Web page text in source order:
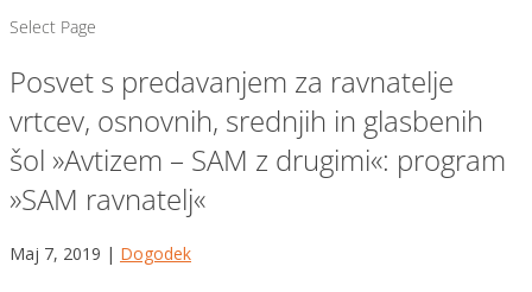
Select Page
Posvet s predavanjem za ravnatelje
vrtcev, osnovnih, srednjih in glasbenih
šol »Avtizem – SAM z drugimi«: program
»SAM ravnatelj«
Maj 7, 2019 | Dogodek